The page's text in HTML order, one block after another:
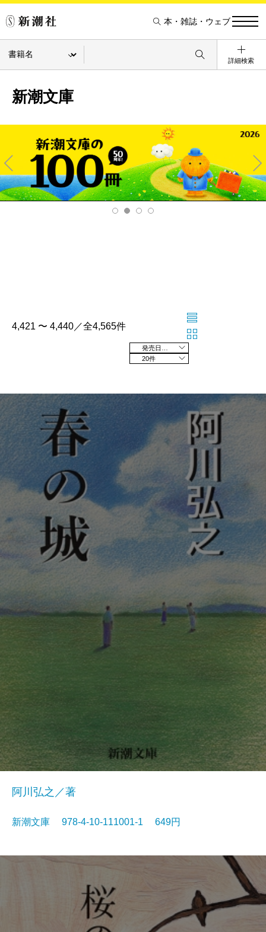
本・雑誌・ウェブ
詳細検索
新潮文庫
Pre
v
Ne
xt
4,421 〜 4,440／全4,565件
20件
阿川弘之／著
新潮文庫 978-4-10-111001-1 649円